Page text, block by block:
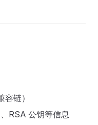
链）
RSA 公钥等信息